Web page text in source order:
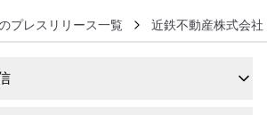
プレスリリース一覧 近鉄不動産株式会社